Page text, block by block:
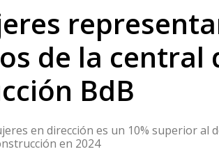
de la central
BdB
en dirección es un 10% superior al
en 2024